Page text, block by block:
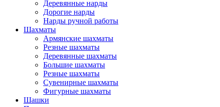
Деревянные нарды
Дорогие нарды
Нарды ручной работы
Шахматы
Армянские шахматы
Резные шахматы
Деревянные шахматы
Большие шахматы
Резные шахматы
Сувенирные шахматы
Фигурные шахматы
Шашки